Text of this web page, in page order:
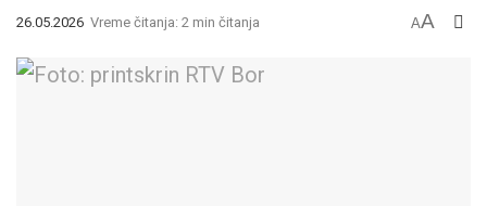
26.05.2026 Vreme čitanja: 2 min čitanja AA